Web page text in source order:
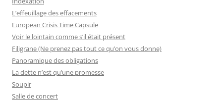
L’effeuillage des effacements
European Crisis Time Capsule
Voir le lointain comme s’il était présent
Filigrane (Ne prenez pas tout ce qu’on vous donne)
Panoramique des obligations
La dette n’est qu’une promesse
Soupir
Salle de concert